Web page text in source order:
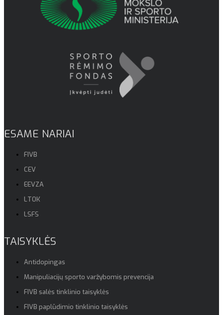
ESAME NARIAI
FIVB
CEV
EEVZA
LTOK
LSFS
TAISYKLĖS
Antidopingas
Manipuliacijų sporto varžybomis prevencija
FIVB salės tinklinio taisyklės
FIVB paplūdimio tinklinio taisyklės